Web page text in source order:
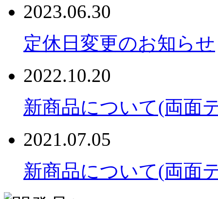
2023.06.30
定休日変更のお知らせ
2022.10.20
新商品について(両面
2021.07.05
新商品について(両面